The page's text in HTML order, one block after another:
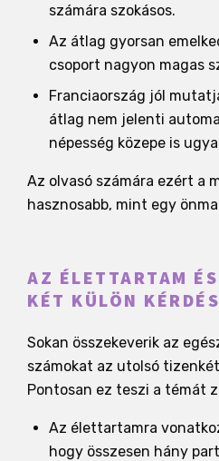
számára szokásos.
Az átlag gyorsan
csoport nagyon magas
Franciaország jól
átlag nem jelenti
népesség közepe is
Az olvasó számára ezért a
hasznosabb, mint egy
AZ ÉLETTARTAM
KÉT KÜLÖN KÉRDÉS
Sokan összekeverik az
számokat az utolsó
Pontosan ez teszi a témát
Az élettartamra
hogy összesen hány